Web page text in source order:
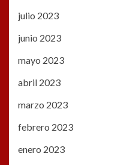
julio 2023
junio 2023
mayo 2023
abril 2023
marzo 2023
febrero 2023
enero 2023